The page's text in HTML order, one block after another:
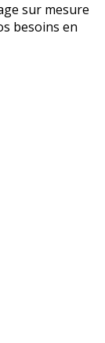
sur mesure
besoins en